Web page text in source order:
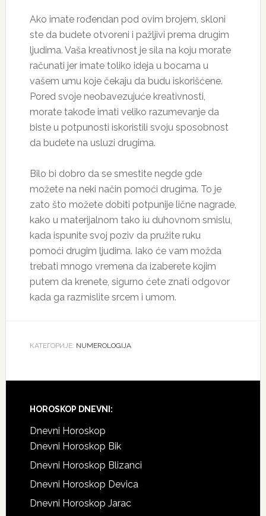
Ako imate rođendan pod ovim brojem, skloni
ste da budete otvoreni i pažljivi prema drugim
ljudima. Vaša kreativnost je sila na koju morate
računati jer imate toliko ideja u bocama u
vašem umu koje čekaju da budu iskorišćene.
Pored svoje neobavezujuće kreativnosti,
morate takođe imati veliko razumevanje da
biste u potpunosti iskoristili svoju sposobnost
da budete na usluzi drugima.
Bilo bi dobro da se smestite negde gde
možete na neki način pomoći drugima. To je
zato što možete dobiti potpunije lične nagrade,
kako u materijalnom tako iu duhovnom smislu,
kada ispunite svoj poziv da pružite ruku
pomoći drugim ljudima. Iako će vam možda
trebati mnogo vremena da izaberete kojim
putem da krenete, sigurno ćete znati odgovor
kada ga razmislite srcem i umom.
КАТЕГОРИЈЕ: NUMEROLOGIJA
Footer
HOROSKOP DNEVNI:
Dnevni Horoskop
Dnevni Horoskop Bik
Dnevni Horoskop Blizanci
Dnevni Horoskop Devica
Dnevni Horoskop Jarac